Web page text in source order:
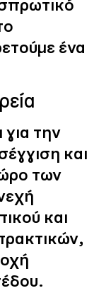
ένα
για την
και
των
και